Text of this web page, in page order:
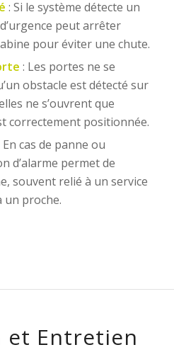
: Si le système détecte un
peut arrêter
pour éviter une chute.
: Les portes ne se
obstacle est détecté sur
ne s’ouvrent que
correctement positionnée.
En cas de panne ou
d’alarme permet de
souvent relié à un service
un proche.
et Entretien